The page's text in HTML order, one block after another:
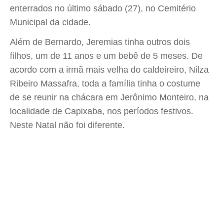
enterrados no último sábado (27), no Cemitério
Municipal da cidade.
Além de Bernardo, Jeremias tinha outros dois
filhos, um de 11 anos e um bebê de 5 meses. De
acordo com a irmã mais velha do caldeireiro, Nilza
Ribeiro Massafra, toda a família tinha o costume
de se reunir na chácara em Jerônimo Monteiro, na
localidade de Capixaba, nos períodos festivos.
Neste Natal não foi diferente.